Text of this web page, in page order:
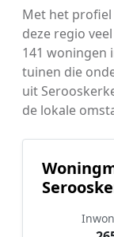
Met het
deze regio
141 woningen
tuinen die
uit
de lokale